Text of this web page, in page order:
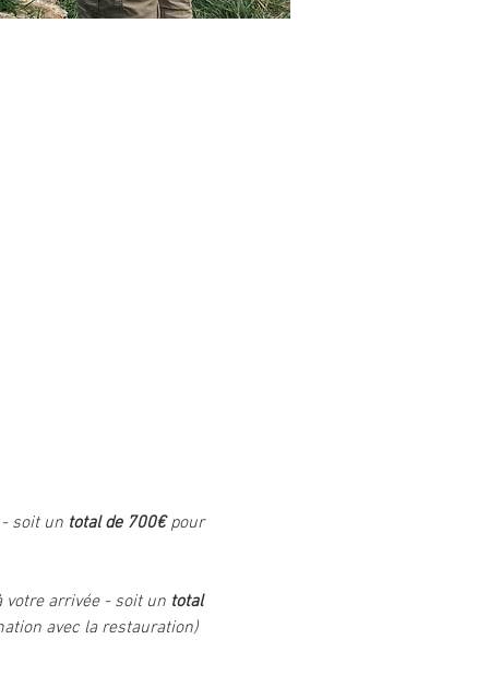
- soit un total de 700€ pour
votre arrivée - soit un total
avec la restauration)